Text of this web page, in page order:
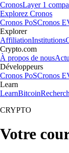
CronosLayer 1
Explorez Cronos
Cronos PoSCronos
Explorer
AffiliationInstitutions
Crypto.com
À propos de nous
Développeurs
Cronos PoSCronos
Learn
LearnBitcoin
CRYPTO
Votre